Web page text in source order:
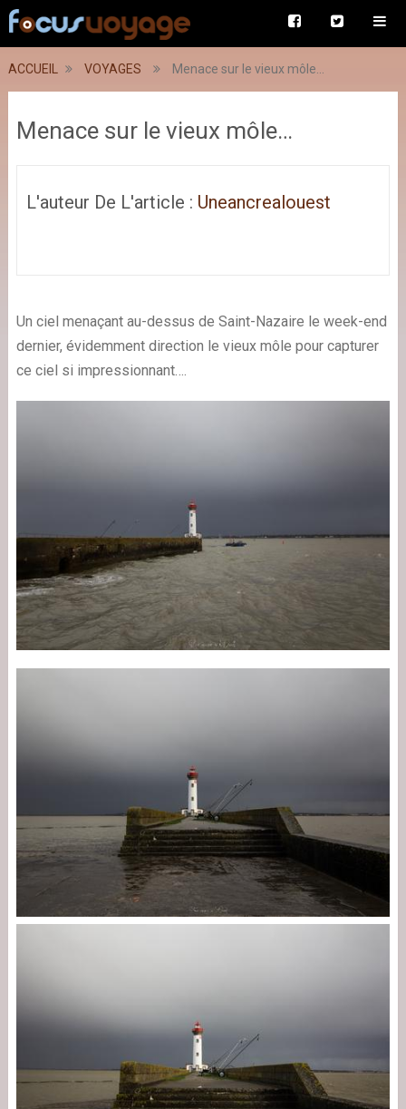
ACCUEIL VOYAGES Menace sur le vieux môle…
Menace sur le vieux môle…
L'auteur De L'article : Uneancrealouest
Un ciel menaçant au-dessus de Saint-Nazaire le week-end
dernier, évidemment direction le vieux môle pour capturer
ce ciel si impressionnant….